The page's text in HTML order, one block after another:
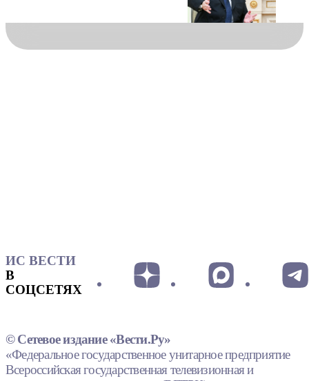
ИС ВЕСТИ
В
СОЦСЕТЯХ
© Сетевое издание «Вести.Ру»
«Федеральное государственное унитарное предприятие
Всероссийская государственная телевизионная и